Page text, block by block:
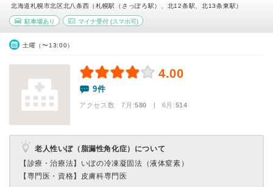
北海道札幌市北区北八条西（札幌駅（さっぽろ駅）、北12条駅、北13条東駅）
駐車場あり マイナ受付(スマホ可)
土曜（〜13:00）
4.00
9件
アクセス数 7月:580 | 6月:514
老人性いぼ（脂漏性角化症）について
【診療・治療法】 いぼの冷凍凝固法（液体窒素）
【専門医・資格】 皮膚科専門医